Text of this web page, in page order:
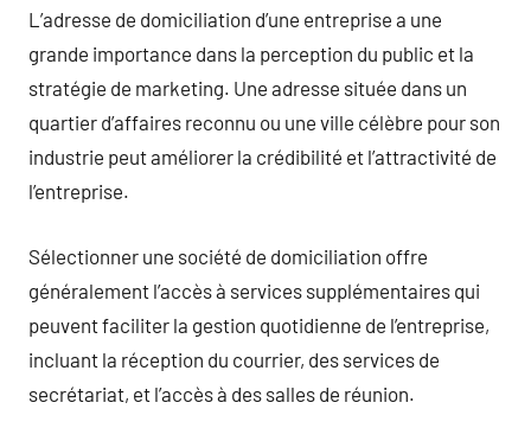
L’adresse de domiciliation d’une entreprise a une
grande importance dans la perception du public et la
stratégie de marketing. Une adresse située dans un
quartier d’affaires reconnu ou une ville célèbre pour son
industrie peut améliorer la crédibilité et l’attractivité de
l’entreprise.
Sélectionner une société de domiciliation offre
généralement l’accès à services supplémentaires qui
peuvent faciliter la gestion quotidienne de l’entreprise,
incluant la réception du courrier, des services de
secrétariat, et l’accès à des salles de réunion.